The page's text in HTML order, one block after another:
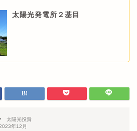
太陽光発電所２基目
太陽光投資
年12月